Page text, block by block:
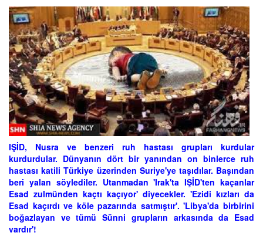
IŞİD, Nusra ve benzeri ruh hastası grupları kurdular
kurdurdular. Dünyanın dört bir yanından on binlerce ruh
hastası katili Türkiye üzerinden Suriye'ye taşıdılar. Başından
beri yalan söylediler. Utanmadan 'Irak'ta IŞİD'ten kaçanlar
Esad zulmünden kaçtı kaçıyor' diyecekler. 'Ezidi kızları da
Esad kaçırdı ve köle pazarında satmıştır'. 'Libya'da birbirini
boğazlayan ve tümü Sünni grupların arkasında da Esad
vardır'!